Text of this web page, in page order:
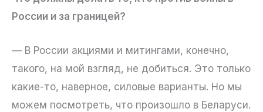
России и за границей?
— В России акциями и митингами, конечно,
такого, на мой взгляд, не добиться. Это только
какие-то, наверное, силовые варианты. Но мы
можем посмотреть, что произошло в Беларуси.